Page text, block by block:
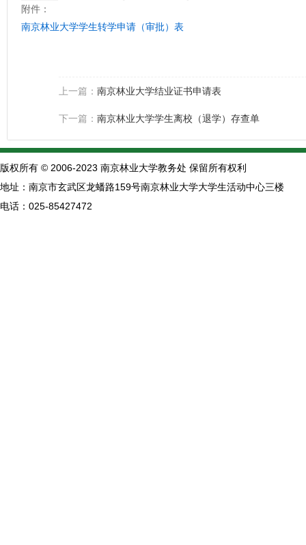
附件：
南京林业大学学生转学申请（审批）表
上一篇： 南京林业大学结业证书申请表
下一篇： 南京林业大学学生离校（退学）存查单
版权所有 © 2006-2023 南京林业大学教务处 保留所有权利
地址：南京市玄武区龙蟠路159号南京林业大学大学生活动中心三楼
电话：025-85427472